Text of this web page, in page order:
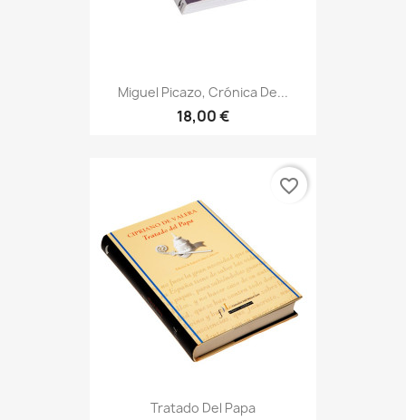
Miguel Picazo, Crónica De...
18,00 €
Tratado Del Papa
favorite_border